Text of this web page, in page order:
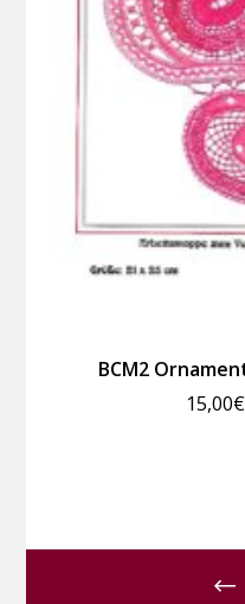
BCM2
15,00€